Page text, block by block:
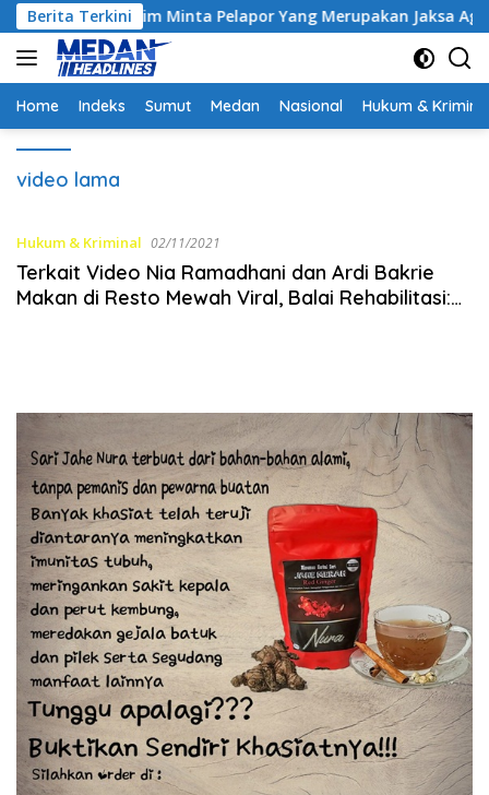
Langsung
ke
konten
Berita Terkini
Hakim Minta Pelapor Yang Merupakan Jaksa Agar
Home Indeks Sumut Medan Nasional Hukum &
video lama
Hukum & Kriminal 02/11/2021
Terkait Video Nia Ramadhani dan Ardi Bakrie
Makan di Resto Mewah Viral, Balai Rehabilitasi: